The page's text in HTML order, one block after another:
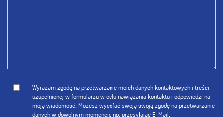
Wyrażam zgodę na przetwarzanie moich danych kontaktowych i treści
uzupełnionej w formularzu w celu nawiązania kontaktu i odpowiedzi na
moją wiadomość. Możesz wycofać swoją swoją zgodę na przetwarzanie
danych w dowolnym momencie np. przesyłając E-Mail.